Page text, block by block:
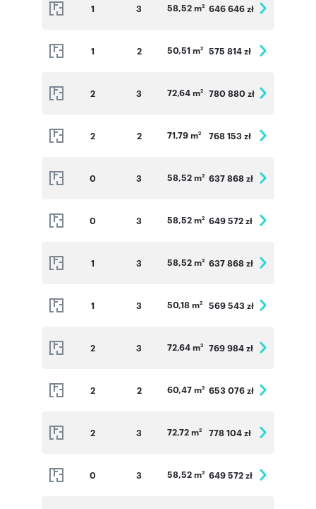
1 3 58,52 m2 646 646 zł
1 2 50,51 m2 575 814 zł
2 3 72,64 m2 780 880 zł
2 2 71,79 m2 768 153 zł
0 3 58,52 m2 637 868 zł
0 3 58,52 m2 649 572 zł
1 3 58,52 m2 637 868 zł
1 3 50,18 m2 569 543 zł
2 3 72,64 m2 769 984 zł
2 2 60,47 m2 653 076 zł
2 3 72,72 m2 778 104 zł
0 3 58,52 m2 649 572 zł